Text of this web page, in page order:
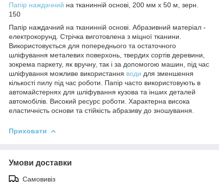
Папір наждачний на тканинній основі, 200 мм х 50 м, зерн.
150
Папір наждачний на тканинній основі. Абразивний матеріал -
електрокорунд. Стрічка виготовлена з міцної тканини.
Використовується для попереднього та остаточного
шліфування металевих поверхонь, твердих сортів деревини,
зокрема паркету, як вручну, так і за допомогою машин, під час
шліфування можливе використання води для зменшення
кількості пилу під час роботи. Папір часто використовують в
автомайстернях для шліфування кузова та інших деталей
автомобілів. Високий ресурс роботи. Характерна висока
еластичність основи та стійкість абразиву до зношування.
Приховати
Умови доставки
Самовивіз